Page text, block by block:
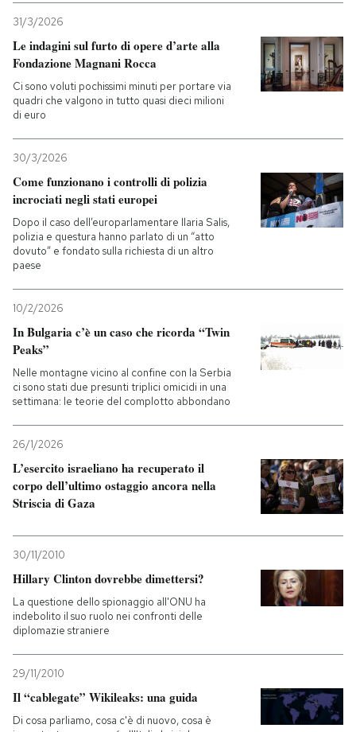
31/3/2026
Le indagini sul furto di opere d’arte alla
Fondazione Magnani Rocca
Ci sono voluti pochissimi minuti per portare via
quadri che valgono in tutto quasi dieci milioni
di euro
30/3/2026
Come funzionano i controlli di polizia
incrociati negli stati europei
Dopo il caso dell’europarlamentare Ilaria Salis,
polizia e questura hanno parlato di un “atto
dovuto” e fondato sulla richiesta di un altro
paese
10/2/2026
In Bulgaria c’è un caso che ricorda “Twin
Peaks”
Nelle montagne vicino al confine con la Serbia
ci sono stati due presunti triplici omicidi in una
settimana: le teorie del complotto abbondano
26/1/2026
L’esercito israeliano ha recuperato il
corpo dell’ultimo ostaggio ancora nella
Striscia di Gaza
30/11/2010
Hillary Clinton dovrebbe dimettersi?
La questione dello spionaggio all'ONU ha
indebolito il suo ruolo nei confronti delle
diplomazie straniere
29/11/2010
Il “cablegate” Wikileaks: una guida
Di cosa parliamo, cosa c'è di nuovo, cosa è